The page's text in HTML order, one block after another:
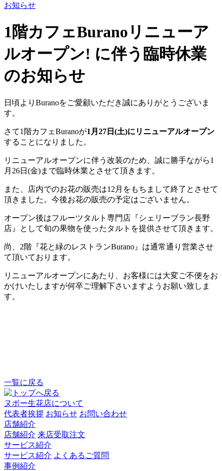
お知らせ
1階カフェBuranoリニューア
ルオープン! に伴う臨時休業
のお知らせ
日頃よりBuranoをご愛顧いただき誠にありがとうございま
す。
さて1階カフェBuranoが1月27日(土)にリニューアルオープン
することになりました。
リニューアルオープンに伴う改装のため、誠に勝手ながら1
月26日(金)まで臨時休業とさせて頂きます。
また、店内でのお花の販売は12月をもちまして終了とさせて
頂きました。今後お花の販売の予定はございません。
オープン後はフルーツタルト専門店『シェリーブラン長野
店』として旬の果物を使ったタルトを提供させて頂きます。
尚、2階『花と緑のレストランBurano』は通常通り営業させ
て頂いております。
リニューアルオープンにあたり、お客様には大変ご不便をお
かけいたしますが何卒ご理解下さいますようお願い致しま
す。
一覧に戻る
ヌボー生花店について
代表者挨拶 お知らせ お問い合わせ
店舗紹介
店舗紹介 来店受取注文
サービス紹介
サービス紹介 よくあるご質問
事例紹介